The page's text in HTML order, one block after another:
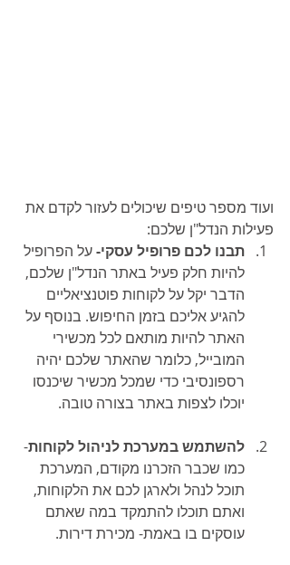
ועוד מספר טיפים שיכולים לעזור לקדם את
פעילות הנדל"ן שלכם:
תבנו לכם פרופיל עסקי- על הפרופיל
להיות חלק פעיל באתר הנדל"ן שלכם,
הדבר יקל על לקוחות פוטנציאליים
להגיע אליכם בזמן החיפוש. בנוסף על
האתר להיות מותאם לכל מכשירי
המובייל, כלומר שהאתר שלכם יהיה
רספונסיבי כדי שמכל מכשיר שיכנסו
יוכלו לצפות באתר בצורה טובה.
להשתמש במערכת לניהול לקוחות-
כמו שכבר הזכרנו מקודם, המערכת
תוכל לנהל ולארגן לכם את הלקוחות,
ואתם תוכלו להתמקד במה שאתם
עוסקים בו באמת- מכירת דירות.